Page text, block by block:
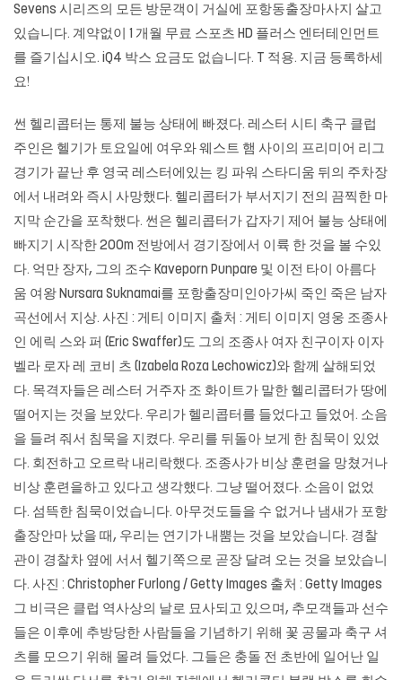
Sevens 시리즈의 모든 방문객이 거실에 포항동출장마사지 살고
있습니다. 계약없이 1 개월 무료 스포츠 HD 플러스 엔터테인먼트
를 즐기십시오. iQ4 박스 요금도 없습니다. T 적용. 지금 등록하세
요!
썬 헬리콥터는 통제 불능 상태에 빠졌다. 레스터 시티 축구 클럽
주인은 헬기가 토요일에 여우와 웨스트 햄 사이의 프리미어 리그
경기가 끝난 후 영국 레스터에있는 킹 파워 스타디움 뒤의 주차장
에서 내려와 즉시 사망했다. 헬리콥터가 부서지기 전의 끔찍한 마
지막 순간을 포착했다. 썬은 헬리콥터가 갑자기 제어 불능 상태에
빠지기 시작한 200m 전방에서 경기장에서 이륙 한 것을 볼 수있
다. 억만 장자, 그의 조수 Kaveporn Punpare 및 이전 타이 아름다
움 여왕 Nursara Suknamai를 포항출장미인아가씨 죽인 죽은 남자
곡선에서 지상. 사진 : 게티 이미지 출처 : 게티 이미지 영웅 조종사
인 에릭 스와 퍼 (Eric Swaffer)도 그의 조종사 여자 친구이자 이자
벨라 로자 레 코비 츠 (Izabela Roza Lechowicz)와 함께 살해되었
다. 목격자들은 레스터 거주자 조 화이트가 말한 헬리콥터가 땅에
떨어지는 것을 보았다. 우리가 헬리콥터를 들었다고 들었어. 소음
을 들려 줘서 침묵을 지켰다. 우리를 뒤돌아 보게 한 침묵이 있었
다. 회전하고 오르락 내리락했다. 조종사가 비상 훈련을 망쳤거나
비상 훈련을하고 있다고 생각했다. 그냥 떨어졌다. 소음이 없었
다. 섬뜩한 침묵이었습니다. 아무것도들을 수 없거나 냄새가 포항
출장안마 났을 때, 우리는 연기가 내뿜는 것을 보았습니다. 경찰
관이 경찰차 옆에 서서 헬기쪽으로 곧장 달려 오는 것을 보았습니
다. 사진 : Christopher Furlong / Getty Images 출처 : Getty Images
그 비극은 클럽 역사상의 날로 묘사되고 있으며, 추모객들과 선수
들은 이후에 추방당한 사람들을 기념하기 위해 꽃 공물과 축구 셔
츠를 모으기 위해 몰려 들었다. 그들은 충돌 전 초반에 일어난 일